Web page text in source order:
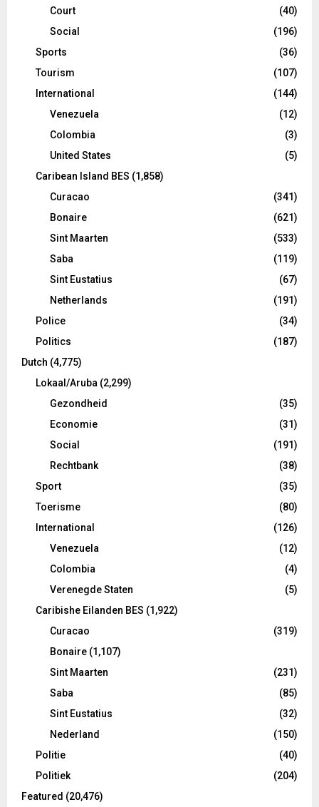
Court
(40)
Social
(196)
Sports
(36)
Tourism
(107)
International
(144)
Venezuela
(12)
Colombia
(3)
United States
(5)
Caribean Island BES (1,858)
Curacao
(341)
Bonaire
(621)
Sint Maarten
(533)
Saba
(119)
Sint Eustatius
(67)
Netherlands
(191)
Police
(34)
Politics
(187)
Dutch (4,775)
Lokaal/Aruba (2,299)
Gezondheid
(35)
Economie
(31)
Social
(191)
Rechtbank
(38)
Sport
(35)
Toerisme
(80)
International
(126)
Venezuela
(12)
Colombia
(4)
Verenegde Staten
(5)
Caribishe Eilanden BES (1,922)
Curacao
(319)
Bonaire (1,107)
Sint Maarten
(231)
Saba
(85)
Sint Eustatius
(32)
Nederland
(150)
Politie
(40)
Politiek
(204)
Featured (20,476)